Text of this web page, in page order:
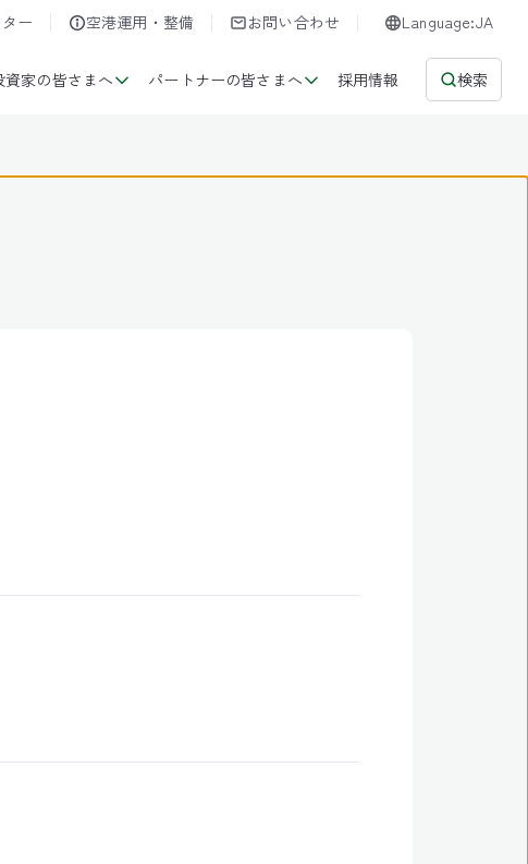
ー 空港運用・整備 お問い合わせ Language:JA
資家の皆さまへ パートナーの皆さまへ 採用情報 検索